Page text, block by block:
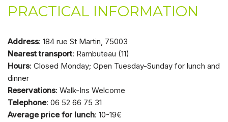
PRACTICAL INFORMATION
Address: 184 rue St Martin, 75003
Nearest transport: Rambuteau (11)
Hours: Closed Monday; Open Tuesday-Sunday for lunch and
dinner
Reservations: Walk-Ins Welcome
Telephone: 06 52 66 75 31
Average price for lunch: 10-19€